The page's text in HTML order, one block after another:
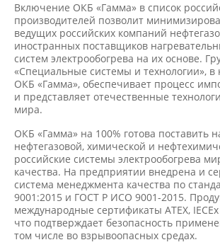
Включение ОКБ «Гамма» в список
производителей позволит
ведущих российских компаний
иностранных поставщиков
систем электрообогрева на их основе.
«Специальные системы и технологии», в
ОКБ «Гамма», обеспечивает процесс
и представляет отечественные
мира.
ОКБ «Гамма» на 100% готова поставить
нефтегазовой, химической и
российские системы электрообогрева
качества. На предприятии внедрена и
система менеджмента качества по
9001:2015 и ГОСТ Р ИСО 9001-2015.
международные сертификаты ATEX, IECEx
что подтверждает безопасность
том числе во взрывоопасных средах.